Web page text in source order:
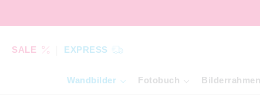
SALE EXPRESS
Wandbilder Fotobuch Bilderrahmen